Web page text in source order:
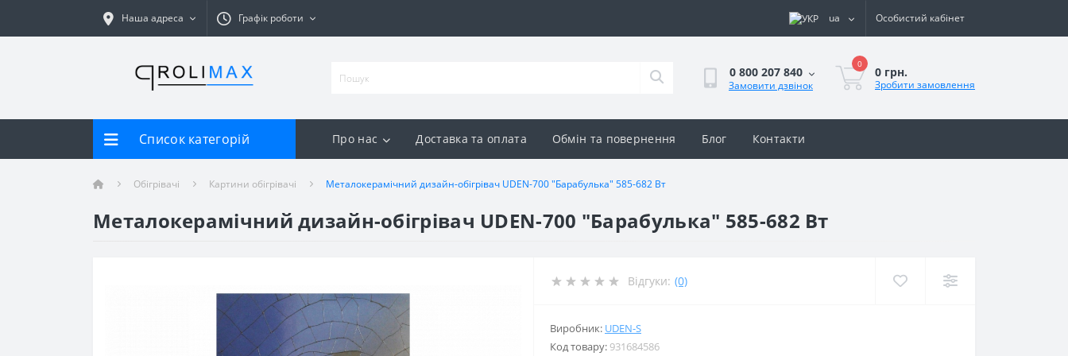
Наша адреса Графік роботи ua Особистий кабінет
0 800 207 840
Замовити дзвінок
0
0 грн.
Зробити замовлення
Список категорій Про нас Доставка та оплата Обмін та повернення Блог Контакти
Обігрівачі Картини обігрівачі Металокерамічний дизайн-обігрівач UDEN-700 "Барабулька" 585-682 Вт
Металокерамічний дизайн-обігрівач UDEN-700 "Барабулька" 585-682 Вт
Відгуки: (0)
Виробник: UDEN-S
Код товару: 931684586